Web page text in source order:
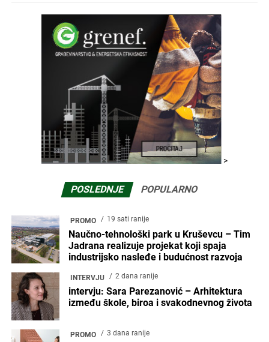
>
POSLEDNJE POPULARNO
PROMO 19 sati ranije
Naučno-tehnološki park u Kruševcu – Tim
Jadrana realizuje projekat koji spaja
industrijsko nasleđe i budućnost razvoja
INTERVJU 2 dana ranije
intervju: Sara Parezanović – Arhitektura
između škole, biroa i svakodnevnog života
PROMO 3 dana ranije